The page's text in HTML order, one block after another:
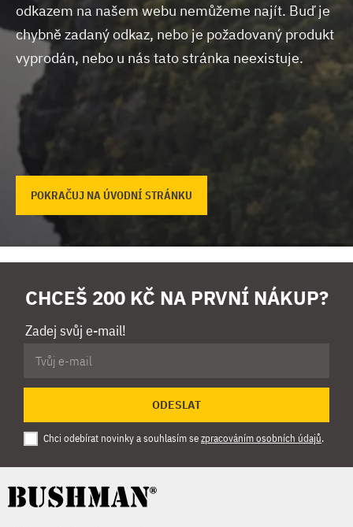
odkazem na našem webu nemůžeme najít. Buď je
chybně zadaný odkaz, nebo je požadovaný produkt
vyprodán, nebo u nás tato stránka neexistuje.
POKRAČUJ NA ÚVODNÍ STRÁNKU
CHCEŠ 200 KČ NA PRVNÍ NÁKUP?
Zadej svůj e-mail!
ODESLAT
Chci odebírat novinky a souhlasím sezpracováním osobních údajů.